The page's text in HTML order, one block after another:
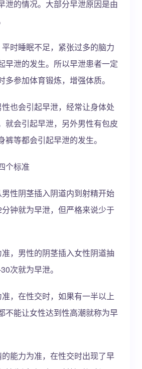
泄的情况。大部分早泄原因是由
时睡眠不足，紧张过多的脑力
早泄的发生。所以早泄患者一定
多参加体育锻炼，增强体质。
也会引起早泄，经常让身体处
就会引起早泄，另外男性有包皮
裤等都会引起早泄的发生。
个标准
性阴茎插入阴道内到射精开始
钟就为早泄，但严格来说少于
，男性的阴茎插入女性阴道抽
次就为早泄。
，在性交时，如果有一半以上
不能让女性达到性高潮就称为早
能力为准，在性交时出现了早